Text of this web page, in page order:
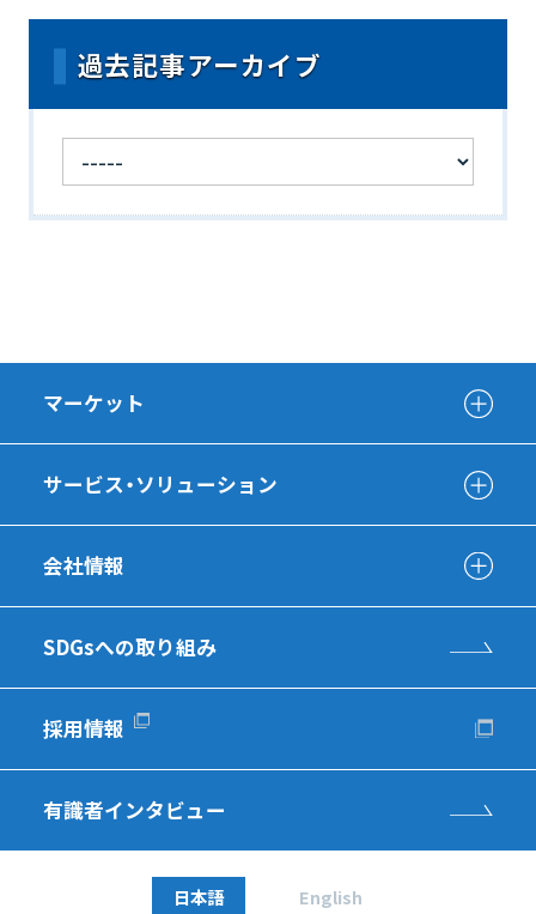
過去記事アーカイブ
マーケット
サービス・ソリューション
会社情報
SDGsへの取り組み
採用情報
有識者インタビュー
日本語 English